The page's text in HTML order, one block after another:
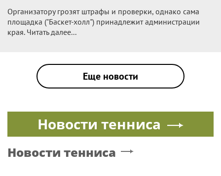
Организатору грозят штрафы и проверки, однако сама
площадка ("Баскет-холл") принадлежит администрации
края. Читать далее...
Еще новости
Новости тенниса
Новости тенниса